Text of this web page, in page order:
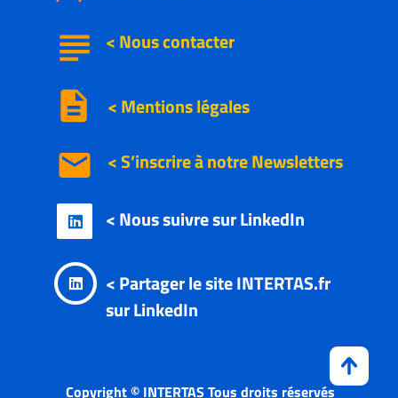
description
subject
email
<Nouscontacter
< Nous suivre sur LinkedIn
Copyright © INTERTAS Tous droits réservés
< S’inscrire à notreNewsletters
< Mentions légales
< Partager le site INTERTAS.fr
sur LinkedIn

